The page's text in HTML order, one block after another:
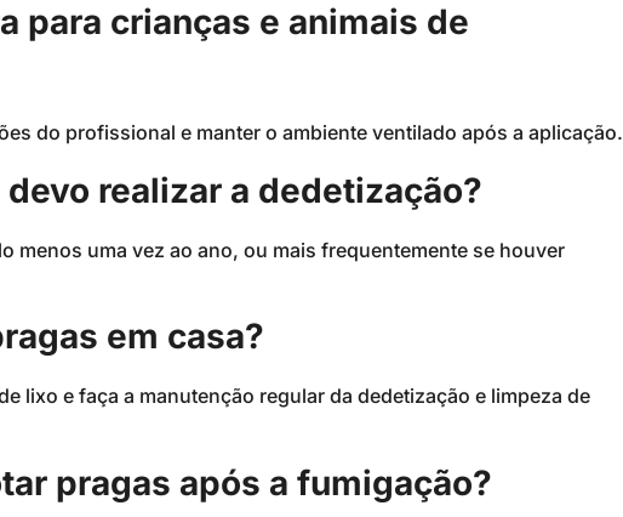
para crianças e animais de
do profissional e manter o ambiente ventilado após a aplicação.
realizar a dedetização?
menos uma vez ao ano, ou mais frequentemente se houver
em casa?
lixo e faça a manutenção regular da dedetização e limpeza de
pragas após a fumigação?